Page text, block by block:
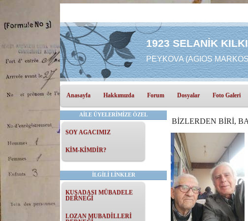
1923 SELANİK
PEYKOVA (AGIOS
Anasayfa Hakkımızda Forum Dosyalar Foto Galeri
AİLE ÜYELERİMİZE ÖZEL
SOY AGACIMIZ
KİM-KİMDİR?
İLGİLİ LİNKLER
KUŞADASI MÜBADELE
DERNEĞİ
LOZAN MUBADİLLERİ
BİZLERDEN BİRİ,